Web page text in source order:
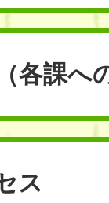
（各課へ
ス